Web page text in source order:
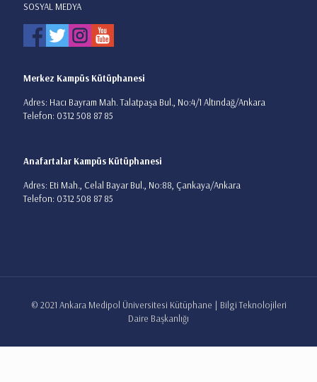
SOSYAL MEDYA
Merkez Kampüs Kütüphanesi
Adres: Hacı Bayram Mah. Talatpaşa Bul., No:4/1 Altındağ/Ankara
Telefon: 0312 508 87 85
Anafartalar Kampüs Kütüphanesi
Adres: Eti Mah., Celal Bayar Bul., No:88, Çankaya/Ankara
Telefon: 0312 508 87 85
© 2021 Ankara Medipol Üniversitesi Kütüphane | Bilgi Teknolojileri
Daire Başkanlığı